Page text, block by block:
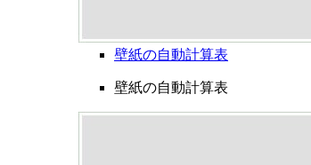
壁紙の自動計算表
壁紙の自動計算表